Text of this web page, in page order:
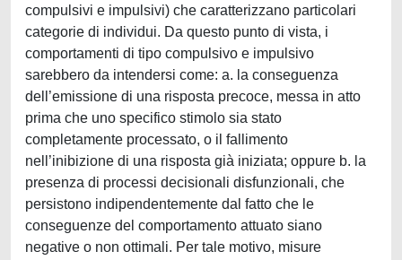
compulsivi e impulsivi) che caratterizzano particolari
categorie di individui. Da questo punto di vista, i
comportamenti di tipo compulsivo e impulsivo
sarebbero da intendersi come: a. la conseguenza
dell’emissione di una risposta precoce, messa in atto
prima che uno specifico stimolo sia stato
completamente processato, o il fallimento
nell’inibizione di una risposta già iniziata; oppure b. la
presenza di processi decisionali disfunzionali, che
persistono indipendentemente dal fatto che le
conseguenze del comportamento attuato siano
negative o non ottimali. Per tale motivo, misure